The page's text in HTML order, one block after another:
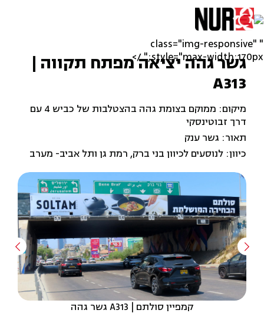
" class="img-responsive"
style="max-width:170px;" />
גשר גהה יציאה מפתח תקווה |
A313
מיקום: ממוקם בצומת גהה בהצטלבות של כביש 4 עם
דרך זבוטינסקי
תאור: גשר ענק
כיוון: לנוסעים לכיוון בני ברק, רמת גן ותל אביב- מערב
קמפיין סולתם | A313 גשר גהה